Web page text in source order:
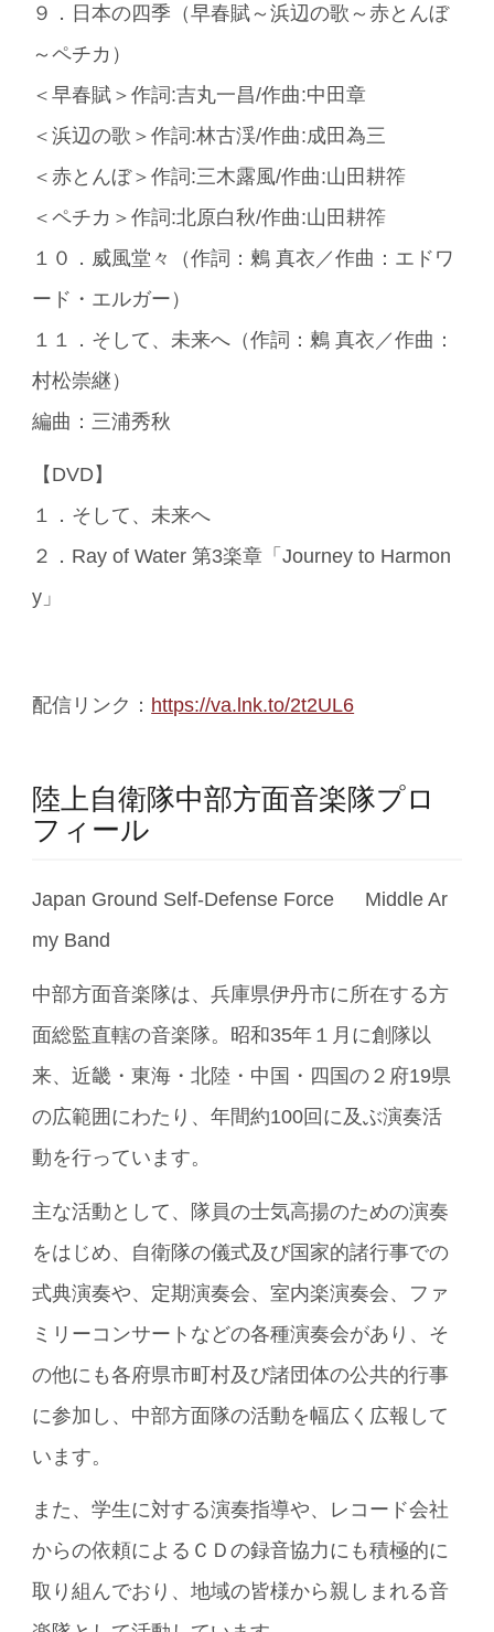
９．日本の四季（早春賦～浜辺の歌～赤とんぼ
～ペチカ）
＜早春賦＞作詞:吉丸一昌/作曲:中田章
＜浜辺の歌＞作詞:林古渓/作曲:成田為三
＜赤とんぼ＞作詞:三木露風/作曲:山田耕筰
＜ペチカ＞作詞:北原白秋/作曲:山田耕筰
１０．威風堂々（作詞：鶫 真衣／作曲：エドワ
ード・エルガー）
１１．そして、未来へ（作詞：鶫 真衣／作曲：
村松崇継）
編曲：三浦秀秋
【DVD】
１．そして、未来へ
２．Ray of Water 第3楽章「Journey to Harmon
y」
配信リンク： https://va.lnk.to/2t2UL6
陸上自衛隊中部方面音楽隊プロ
フィール
Japan Ground Self-Defense Force Middle Ar
my Band
中部方面音楽隊は、兵庫県伊丹市に所在する方
面総監直轄の音楽隊。昭和35年１月に創隊以
来、近畿・東海・北陸・中国・四国の２府19県
の広範囲にわたり、年間約100回に及ぶ演奏活
動を行っています。
主な活動として、隊員の士気高揚のための演奏
をはじめ、自衛隊の儀式及び国家的諸行事での
式典演奏や、定期演奏会、室内楽演奏会、ファ
ミリーコンサートなどの各種演奏会があり、そ
の他にも各府県市町村及び諸団体の公共的行事
に参加し、中部方面隊の活動を幅広く広報して
います。
また、学生に対する演奏指導や、レコード会社
からの依頼によるＣＤの録音協力にも積極的に
取り組んでおり、地域の皆様から親しまれる音